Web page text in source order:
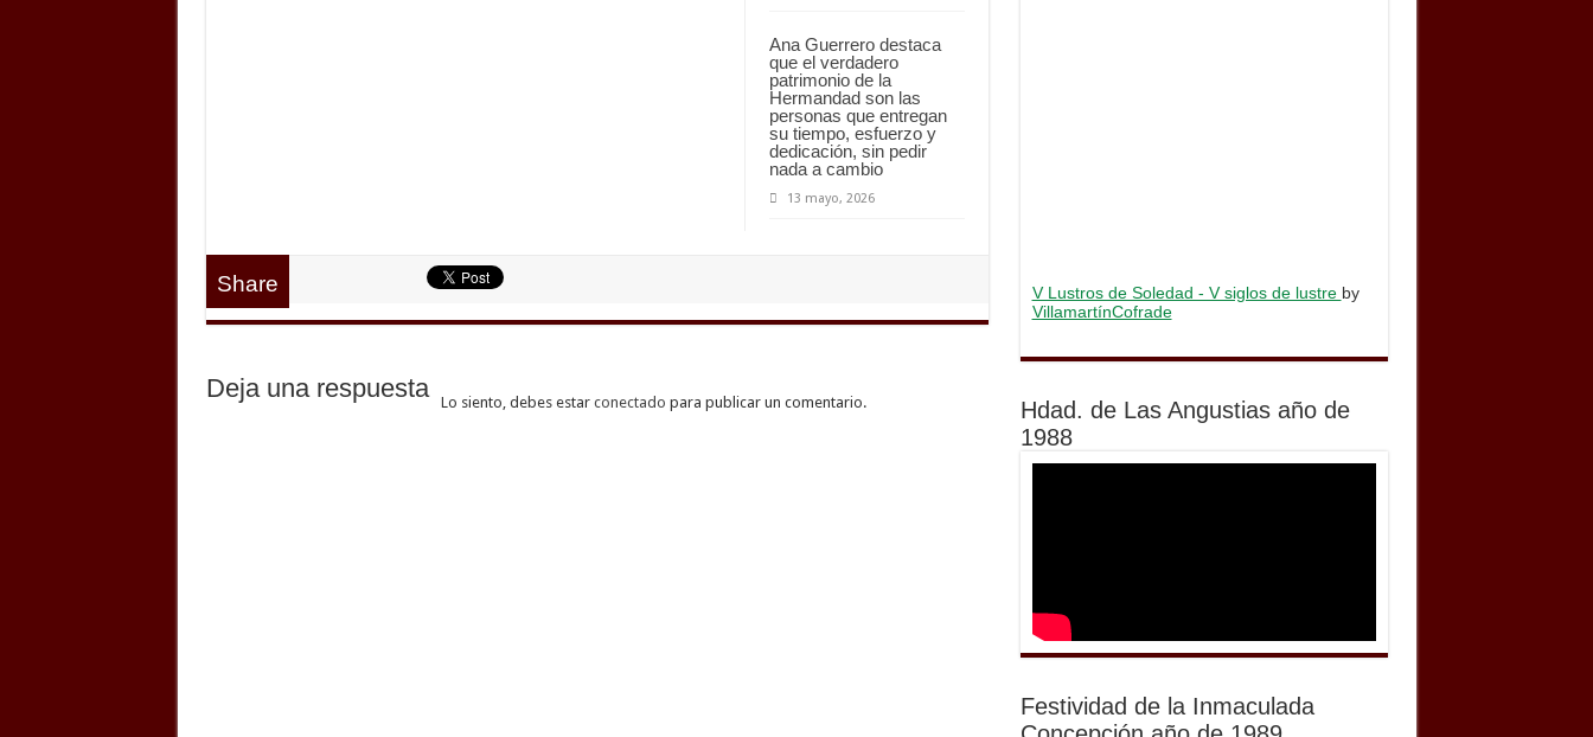
Ana Guerrero destaca
que el verdadero
patrimonio de la
Hermandad son las
personas que entregan
su tiempo, esfuerzo y
dedicación, sin pedir
nada a cambio
13 mayo, 2026
Share
Deja una respuesta Lo siento, debes estar conectado para publicar un comentario.
V Lustros de Soledad - V siglos de lustre by
VillamartínCofrade
Hdad. de Las Angustias año de
1988
Festividad de la Inmaculada